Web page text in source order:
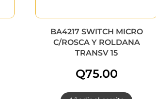
BA4217 SWITCH MICRO
C/ROSCA Y ROLDANA
TRANSV 15
Q75.00